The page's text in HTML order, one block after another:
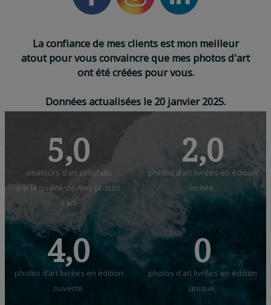
La confiance de mes clients est mon meilleur
atout pourvousconvaincreque mes photosd'art
ont été créées pour vous.
Donnéesactualisées le 20 janvier 2025.
5,0
amateurs d'art satisfaits
par la qualité de mes photos
d'art.
2,0
photos d'art livrées en édition
limitée.
4,0
photos d'art livrées en édition
ouverte.
0
photos d'art livrées en édition
unique.